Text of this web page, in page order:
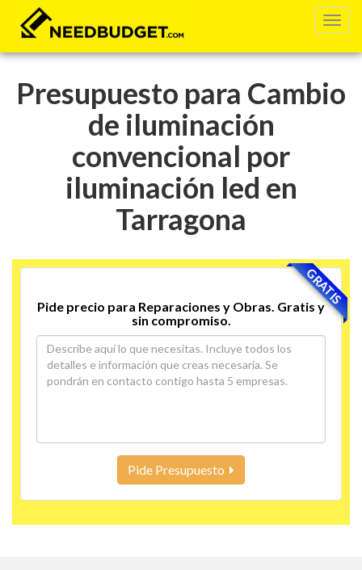
Presupuesto para Cambio
de iluminación
convencional por
iluminación led en
Tarragona
GRATIS
Pide precio para Reparaciones y Obras. Gratis y
sin compromiso.
Pide Presupuesto